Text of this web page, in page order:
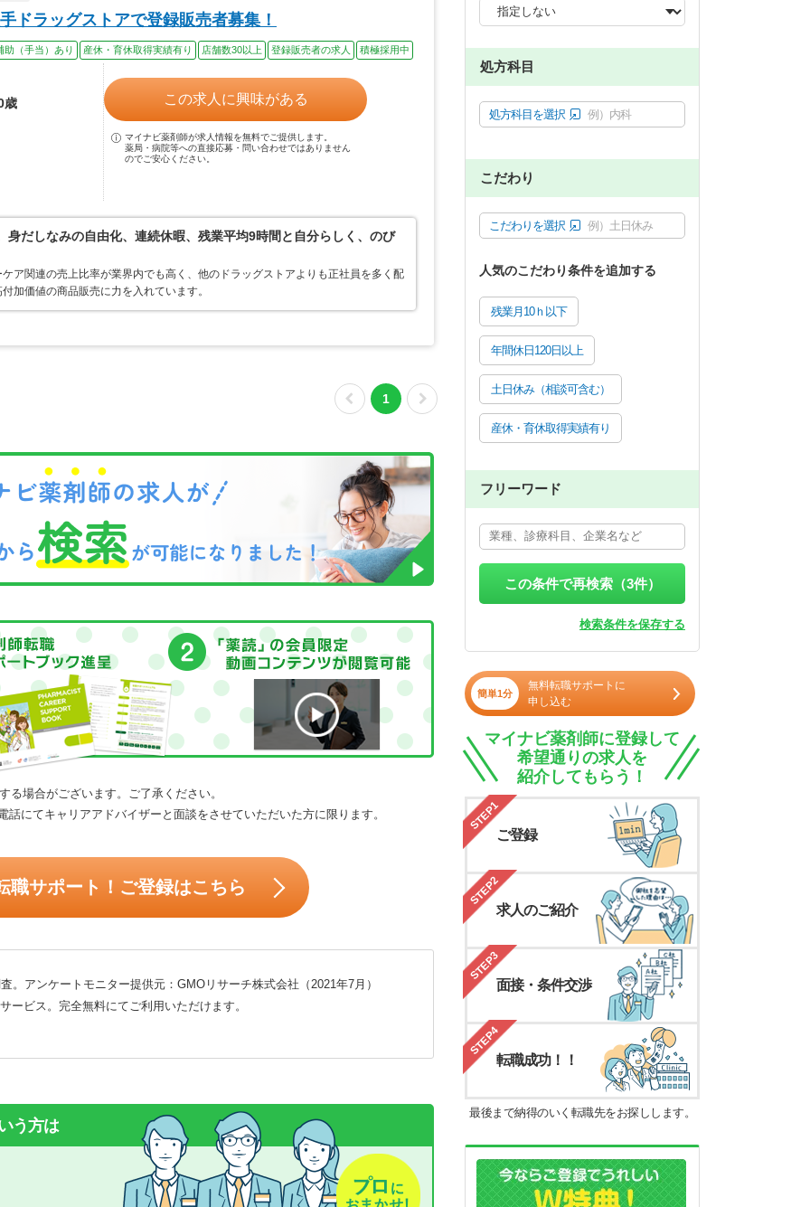
ドラッグストアで登録販売者募集！
助（手当）あり 産休・育休取得実績有り 店舗数30以上 登録販売者の求人 積極採用中
歳 この求人に興味がある
マイナビ薬剤師が求人情報を無料でご提供します。
薬局・病院等への直接応募・問い合わせではありません
のでご安心ください。
身だしなみの自由化、連続休暇、残業平均9時間と自分らしく、のび
ア関連の売上比率が業界内でも高く、他のドラッグストアよりも正社員を多く配
加価値の商品販売に力を入れています。
1
場合がございます。ご了承ください。
にてキャリアアドバイザーと面談をさせていただいた方に限ります。
職サポート！ご登録はこちら
アンケートモニター提供元：GMOリサーチ株式会社（2021年7月）
ービス。完全無料にてご利用いただけます。
う方は
処方科目
処方科目を選択 例）内科
こだわり
こだわりを選択 例）土日休み
人気のこだわり条件を追加する
残業月10ｈ以下
年間休日120日以上
土日休み（相談可含む）
産休・育休取得実績有り
フリーワード
この条件で再検索（3件）
検索条件を保存する
簡単1分
無料転職サポートに
申し込む
マイナビ薬剤師に登録して
希望通りの求人を
紹介してもらう！
STEP1
ご登録
STEP2
求人のご紹介
STEP3
面接・条件交渉
STEP4
転職成功！！
最後まで納得のいく転職先をお探しします。